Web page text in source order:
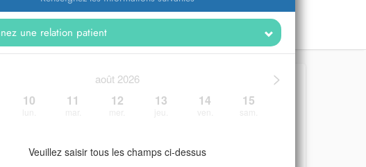
>
août 2026
10 11 12 13 14 15
Veuillez saisir tous les champs ci-dessus